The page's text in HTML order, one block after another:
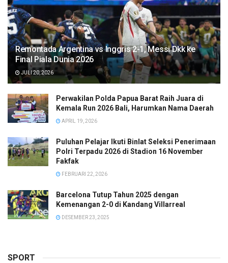
Remontada Argentina vs Inggris 2-1, Messi Dkk ke
Final Piala Dunia 2026
JULI 20, 2026
Perwakilan Polda Papua Barat Raih Juara di
Kemala Run 2026 Bali, Harumkan Nama Daerah
APRIL 19, 2026
Puluhan Pelajar Ikuti Binlat Seleksi Penerimaan
Polri Terpadu 2026 di Stadion 16 November
Fakfak
FEBRUARI 22, 2026
Barcelona Tutup Tahun 2025 dengan
Kemenangan 2-0 di Kandang Villarreal
DESEMBER 23, 2025
SPORT